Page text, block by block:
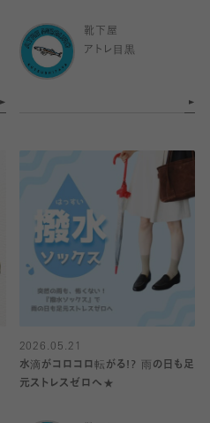
靴下屋
アトレ目黒
2026.05.21
水滴がコロコロ転がる!? 雨の日も足
元ストレスゼロへ★